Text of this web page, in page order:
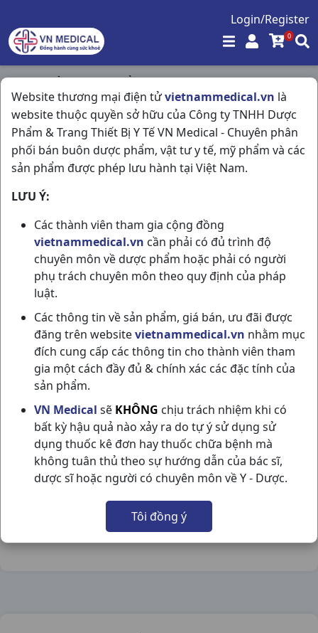
Login/Register
0
Website thương mại điện tửvietnammedical.vn là
website thuộc quyền sở hữu của Công ty TNHH Dược
Phẩm & Trang Thiết Bị Y Tế VN Medical - Chuyên phân
phối bán buôn dược phẩm, vật tư y tế, mỹ phẩm và các
sản phẩm được phép lưu hành tại Việt Nam.
LƯU Ý:
Các thành viên tham gia cộng đồng
vietnammedical.vn cần phải có đủ trình độ
chuyên môn về dược phẩm hoặc phải có người
phụ trách chuyên môn theo quy định của pháp
luật.
Các thông tin về sản phẩm, giá bán, ưu đãi được
đăng trên websitevietnammedical.vn nhằm mục
đích cung cấp các thông tin cho thành viên tham
gia một cách đầy đủ & chính xác các đặc tính của
sản phẩm.
VN Medical sẽ KHÔNG chịu trách nhiệm khi có
bất kỳ hậu quả nào xảy ra do tự ý sử dụng sử
dụng thuốc kê đơn hay thuốc chữa bệnh mà
không tuân thủ theo sự hướng dẫn của bác sĩ,
dược sĩ hoặc người có chuyên môn về Y - Dược.
Tôi đồng ý
Trang chủ / Thực Phẩm Chức Năng /
Mabio C60vna Tuệ Minh
MABIO C60VNA TUỆ MINH
NSX:Tuệ Minh
Nhóm hàng:Thực Phẩm Chức Năng,
Chia sẻ qua mạng xã hội: